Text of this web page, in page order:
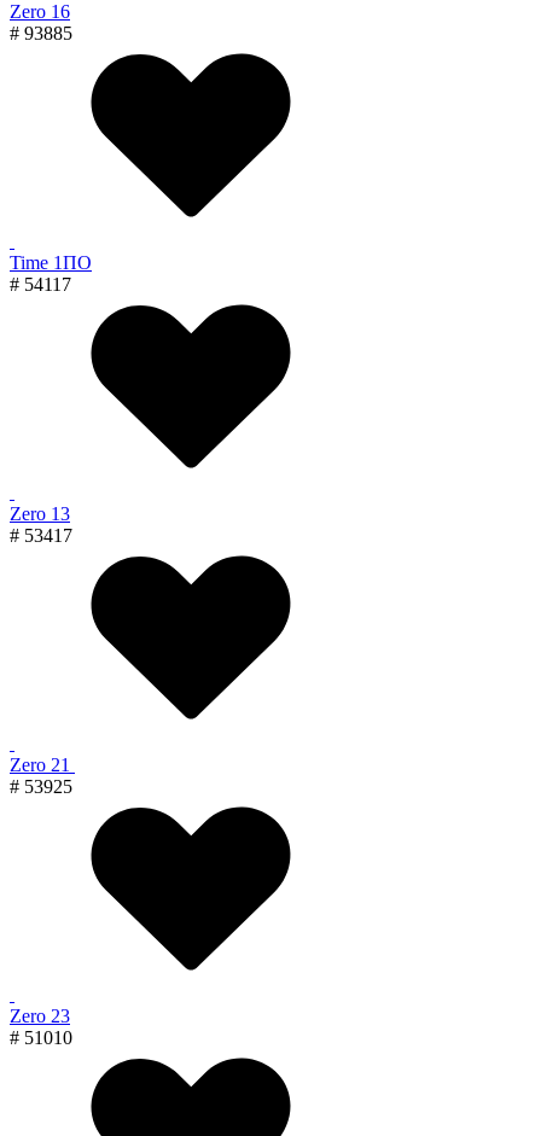
Zero 16
# 93885
Time 1ПО
# 54117
Zero 13
# 53417
Zero 21
# 53925
Zero 23
# 51010